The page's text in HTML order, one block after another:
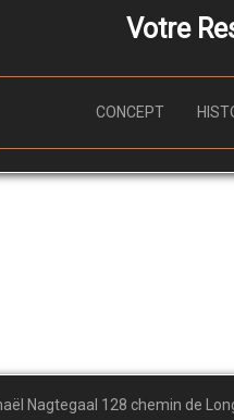
Votre
CONCEPT
Nagtegaal 128 chemin de